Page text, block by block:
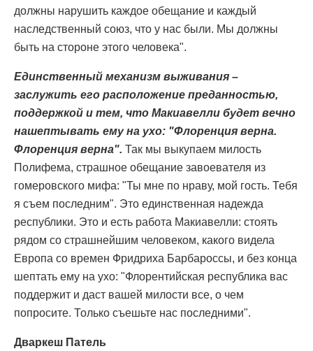
должны нарушить каждое обещание и каждый
наследственный союз, что у нас были. Мы должны
быть на стороне этого человека".
Единственный механизм выживания –
заслужить его расположение преданностью,
поддержкой и тем, что Макиавелли будет вечно
нашептывать ему на ухо: "Флоренция верна.
Флоренция верна". Так мы выкупаем милость
Полифема, страшное обещание завоевателя из
гомеровского мифа: "Ты мне по нраву, мой гость. Тебя
я съем последним". Это единственная надежда
республики. Это и есть работа Макиавелли: стоять
рядом со страшнейшим человеком, какого видела
Европа со времен Фридриха Барбароссы, и без конца
шептать ему на ухо: "Флорентийская республика вас
поддержит и даст вашей милости все, о чем
попросите. Только съешьте нас последними".
Дваркеш Патель